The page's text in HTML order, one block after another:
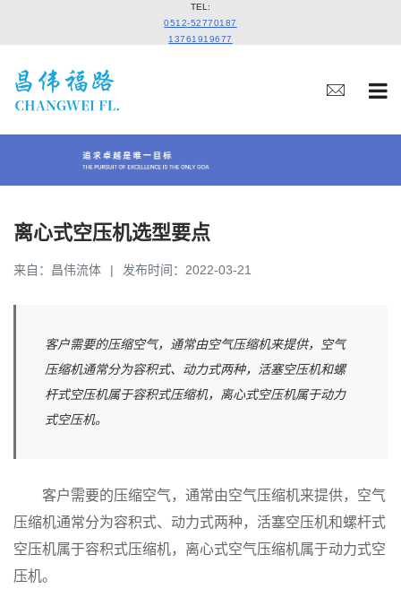
TEL:
0512-52770187
13761919677
离心式空压机选型要点
来自：昌伟流体 发布时间：2022-03-21
客户需要的压缩空气，通常由空气压缩机来提供，空气
压缩机通常分为容积式、动力式两种，活塞空压机和螺
杆式空压机属于容积式压缩机，离心式空压机属于动力
式空压机。
客户需要的压缩空气，通常由空气压缩机来提供，空气
压缩机通常分为容积式、动力式两种，活塞空压机和螺杆式
空压机属于容积式压缩机，离心式空气压缩机属于动力式空
压机。